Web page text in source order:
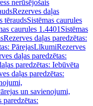
nerūsējošais
Rezerves daļas
tēraudsSistēmas caurules
caurules 1.4401 Sistēmas
Rezerves daļas paredzētas:
PārejasLīkumiRezerves
daļas paredzētas:
paredzētas: Iebūvēta
daļas paredzētas:
un savienojumi,
paredzētas: